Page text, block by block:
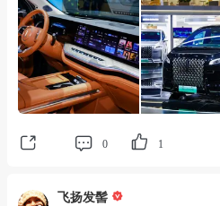
0 1
飞扬发髻